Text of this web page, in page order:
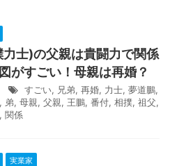
力士)の父親は貴闘力で関係
がすごい！母親は再婚？
すごい, 兄弟, 再婚, 力士, 夢道鵬,
, 弟, 母親, 父親, 王鵬, 番付, 相撲, 祖父,
, 関係
実業家